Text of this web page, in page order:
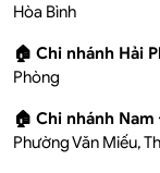
Hòa Bình
🏠 Chi nhánh Hải
Phòng
🏠 Chi nhánh
Phường Văn Miếu,